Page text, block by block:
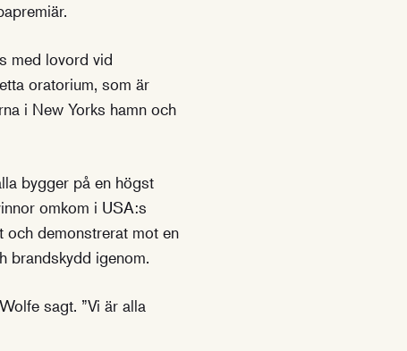
med lovord vid
oratorium, som är
i New Yorks hamn och
bygger på en högst
omkom i USA:s
och demonstrerat mot en
brandskydd igenom.
sagt. ”Vi är alla